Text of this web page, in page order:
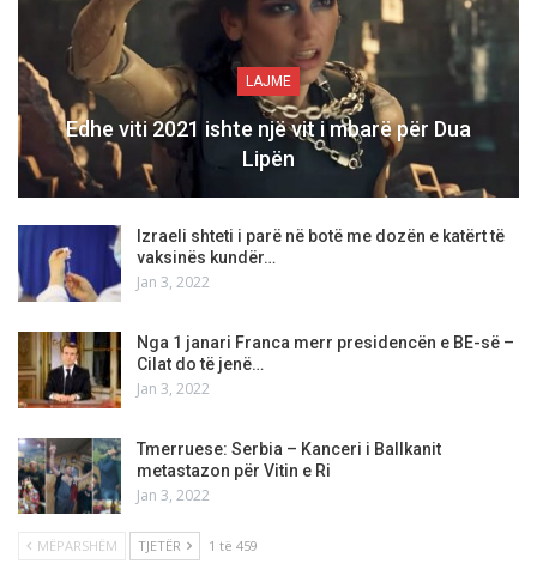
LAJME
Edhe viti 2021 ishte një vit i mbarë për Dua
Lipën
Izraeli shteti i parë në botë me dozën e katërt të
vaksinës kundër…
Jan 3, 2022
Nga 1 janari Franca merr presidencën e BE-së –
Cilat do të jenë…
Jan 3, 2022
Tmerruese: Serbia – Kanceri i Ballkanit
metastazon për Vitin e Ri
Jan 3, 2022
MËPARSHËM TJETËR 1 të 459